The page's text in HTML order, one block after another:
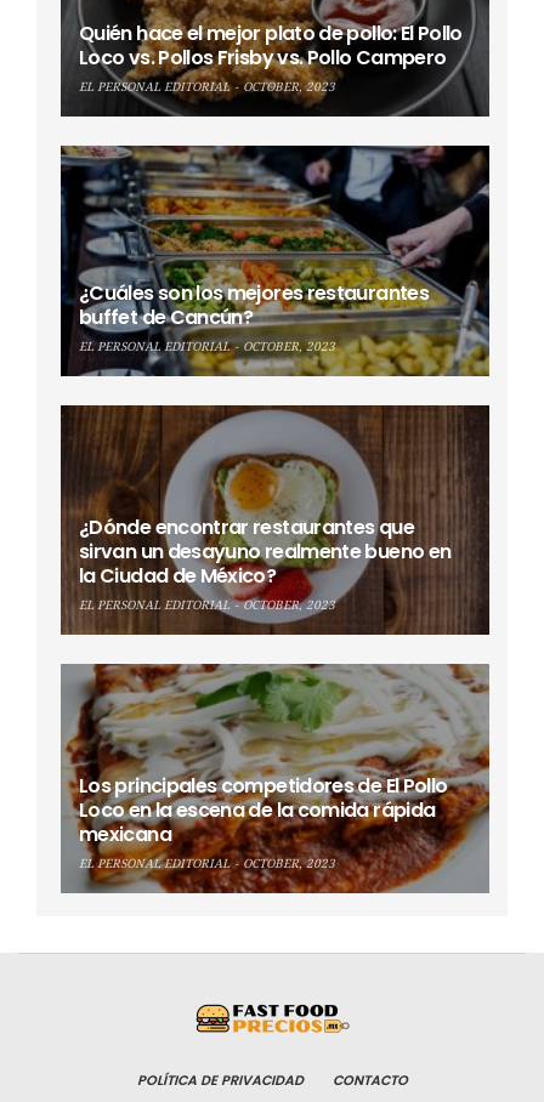
Quién hace el mejor plato de pollo: El Pollo
Loco vs. Pollos Frisby vs. Pollo Campero
EL PERSONAL EDITORIAL OCTOBER, 2023
¿Cuáles son los mejores restaurantes
buffet de Cancún?
EL PERSONAL EDITORIAL OCTOBER, 2023
¿Dónde encontrar restaurantes que
sirvan un desayuno realmente bueno en
la Ciudad de México?
EL PERSONAL EDITORIAL OCTOBER, 2023
Los principales competidores de El Pollo
Loco en la escena de la comida rápida
mexicana
EL PERSONAL EDITORIAL OCTOBER, 2023
POLÍTICA DE PRIVACIDAD CONTACTO